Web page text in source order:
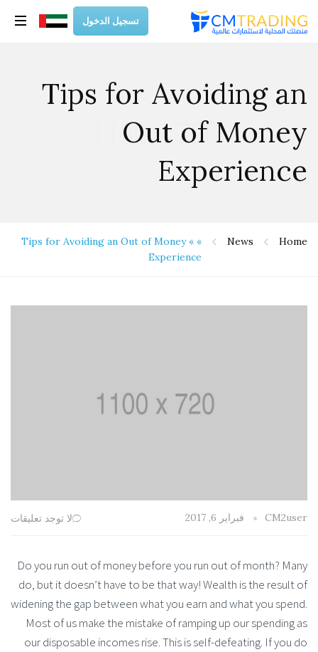
تسجيل الدخول
Tips for Avoiding an
Out of Money
Experience
Home
» News
»
Tips for Avoiding an Out of Money
Experience
CM2user فبراير 6, 2017 لا توجد تعليقات
Do you run out of money before you run out of month? Many
do, but it doesn’t have to be that way! Wealth is the result of
widening the gap between what you earn and what you spend.
Most of us make the mistake of ramping up our spending as
our disposable incomes rise. This is self-defeating. If you do